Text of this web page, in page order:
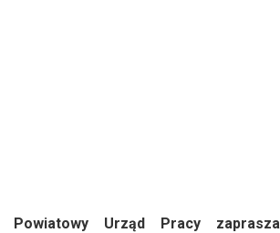
Powiatowy Urząd Pracy zaprasza